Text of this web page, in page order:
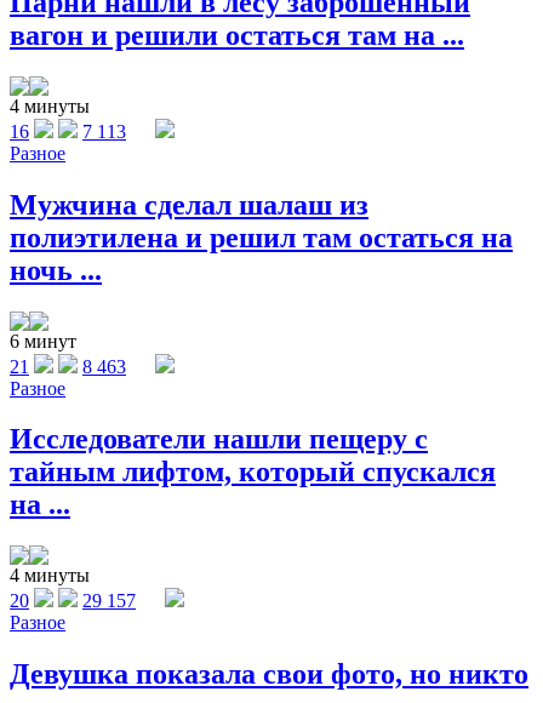
вагон и решили остаться там на ...
4 минуты
16
7 113
Разное
Мужчина сделал шалаш из
полиэтилена и решил там остаться на
ночь ...
6 минут
21
8 463
Разное
Исследователи нашли пещеру с
тайным лифтом, который спускался
на ...
4 минуты
20
29 157
Разное
Девушка показала свои фото, но никто